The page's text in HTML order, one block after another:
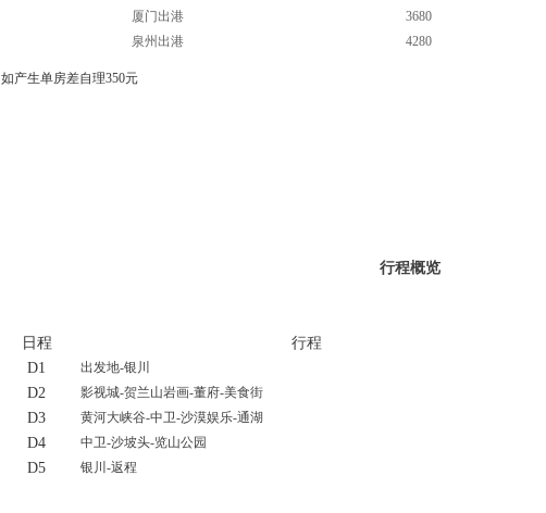
厦门出港
3680
泉州出港
4280
如产生单房差自理350元
行程概览
日程 行程
D1
出发地-银川
D2 影视城-贺兰山岩画-董府-美食街
D3 黄河大峡谷-中卫-沙漠娱乐-通湖
D4 中卫-沙坡头-览山公园
D5 银川-返程